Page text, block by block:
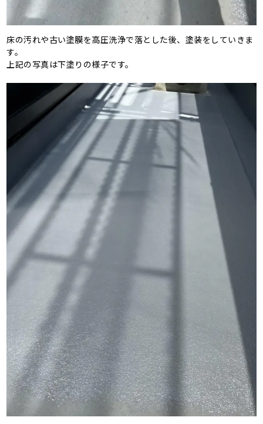
床の汚れや古い塗膜を高圧洗浄で落とした後、塗装をしていきま
す。
上記の写真は下塗りの様子です。